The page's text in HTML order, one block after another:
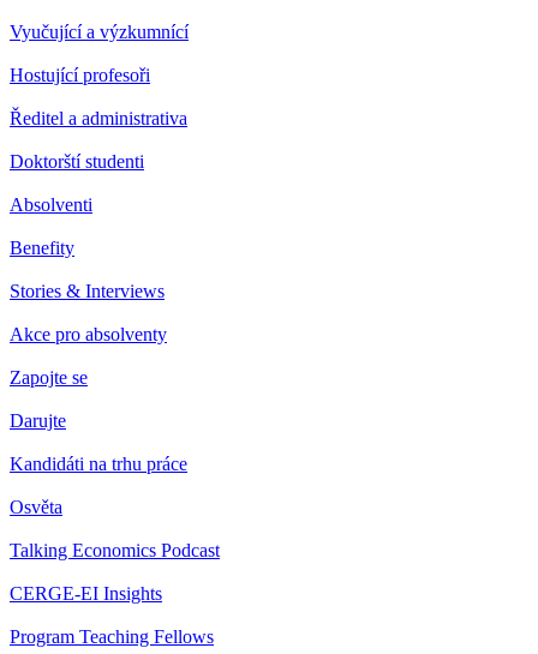
Vyučující a výzkumnící
Hostující profesoři
Ředitel a administrativa
Doktorští studenti
Absolventi
Benefity
Stories & Interviews
Akce pro absolventy
Zapojte se
Darujte
Kandidáti na trhu práce
Osvěta
Talking Economics Podcast
CERGE-EI Insights
Program Teaching Fellows